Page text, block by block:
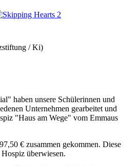
/ Ki)
haben unsere Schülerinnen und
Unternehmen gearbeitet und
"Haus am Wege" vom Emmaus
€ zusammen gekommen. Diese
überwiesen.